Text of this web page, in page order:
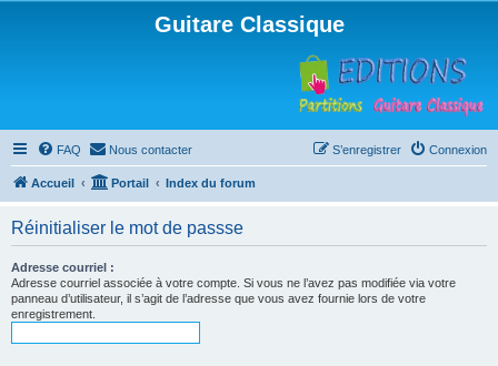
Guitare Classique
FAQ Nous contacter Connexion
S’enregistrer
Accueil Portail Index du forum
Réinitialiser le mot de passse
Adresse courriel :
Adresse courriel associée à votre compte. Si vous ne l’avez pas modifiée via votre
panneau d’utilisateur, il s’agit de l’adresse que vous avez fournie lors de votre
enregistrement.